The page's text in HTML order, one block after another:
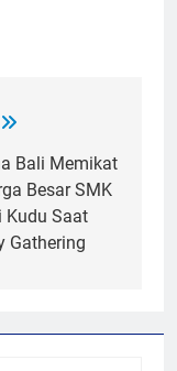
Bali Memikat
Besar SMK
Kudu Saat
Gathering